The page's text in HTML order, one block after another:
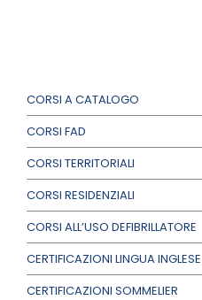
CORSI A CATALOGO
CORSI FAD
CORSI TERRITORIALI
CORSI RESIDENZIALI
CORSI ALL’USO DEFIBRILLATORE
CERTIFICAZIONI LINGUA INGLESE
CERTIFICAZIONI SOMMELIER